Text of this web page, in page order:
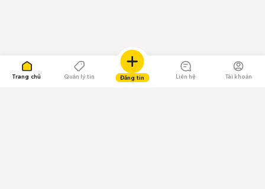
Trang chủ Quản lý tin Đăng tin Liên hệ Tài khoản